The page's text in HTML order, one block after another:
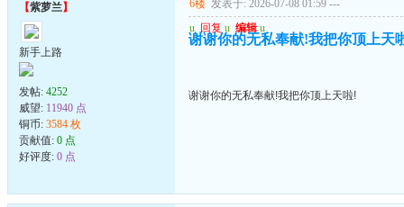
【紫萝兰】
新手上路
发帖: 4252
威望: 11940 点
铜币: 3584 枚
贡献值: 0 点
好评度: 0 点
6楼 发表于: 2026-07-08 01:59 ---
u 回复 u 编辑 u
谢谢你的无私奉献!我把你顶上天
谢谢你的无私奉献!我把你顶上天啦!